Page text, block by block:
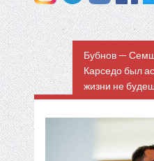
Бубнов —
Карседо был
жизни не